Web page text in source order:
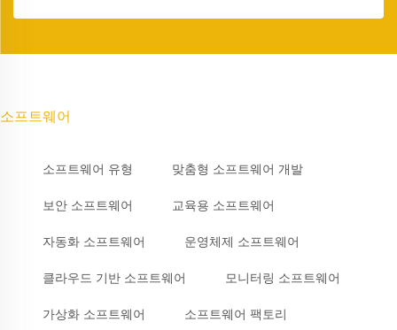
소프트웨어
소프트웨어 유형 맞춤형 소프트웨어 개발
보안 소프트웨어 교육용 소프트웨어
자동화 소프트웨어 운영체제 소프트웨어
클라우드 기반 소프트웨어 모니터링 소프트웨어
가상화 소프트웨어 소프트웨어 팩토리